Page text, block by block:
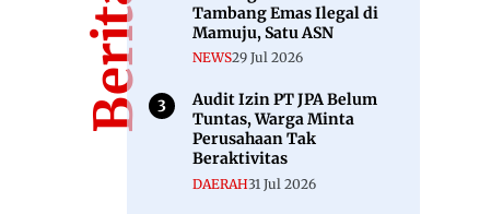
Tambang Emas Ilegal di
Mamuju, Satu ASN
NEWS29 Jul 2026
Audit Izin PT JPA Belum
Tuntas, Warga Minta
Perusahaan Tak
Beraktivitas
DAERAH31 Jul 2026